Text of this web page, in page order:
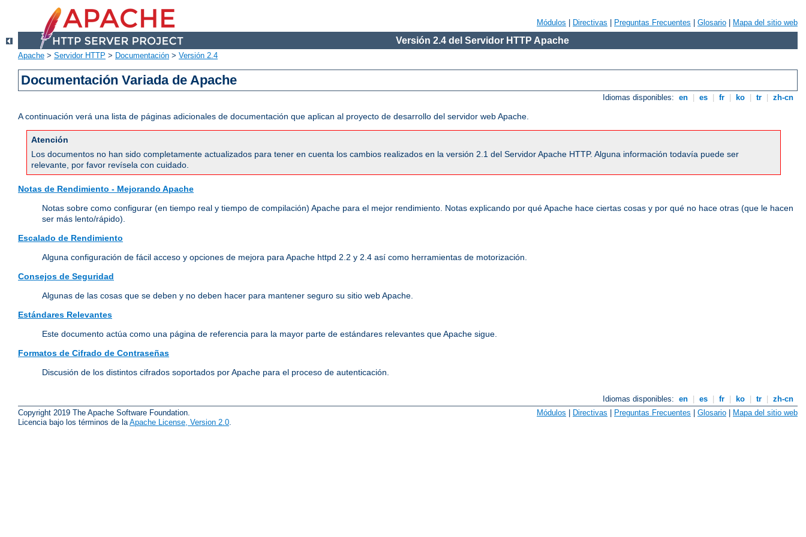
Módulos Directivas Preguntas Frecuentes Glosario Mapa del sitio web
Versión 2.4 del Servidor HTTP Apache
Apache > Servidor HTTP > Documentación > Versión 2.4
Documentación Variada de Apache
Idiomas disponibles: en es fr ko tr zh-cn
A continuación verá una lista de páginas adicionales de documentación que aplican al proyecto de desarrollo del servidor web Apache.
Atención
Los documentos no han sido completamente actualizados para tener en cuenta los cambios realizados en la versión 2.1 del Servidor Apache HTTP. Alguna información todavía puede ser
relevante, por favor revísela con cuidado.
Notas de Rendimiento - Mejorando Apache
Notas sobre como configurar (en tiempo real y tiempo de compilación) Apache para el mejor rendimiento. Notas explicando por qué Apache hace ciertas cosas y por qué no hace otras (que le hacen
ser más lento/rápido).
Escalado de Rendimiento
Alguna configuración de fácil acceso y opciones de mejora para Apache httpd 2.2 y 2.4 así como herramientas de motorización.
Consejos de Seguridad
Algunas de las cosas que se deben y no deben hacer para mantener seguro su sitio web Apache.
Estándares Relevantes
Este documento actúa como una página de referencia para la mayor parte de estándares relevantes que Apache sigue.
Formatos de Cifrado de Contraseñas
Discusión de los distintos cifrados soportados por Apache para el proceso de autenticación.
Idiomas disponibles: en es fr ko tr
zh-cn
Copyright 2019 The Apache Software Foundation.
Licencia bajo los términos de la Apache License, Version 2.0
Módulos | Directivas | Preguntas Frecuentes | Glosario | Mapa del sitio web